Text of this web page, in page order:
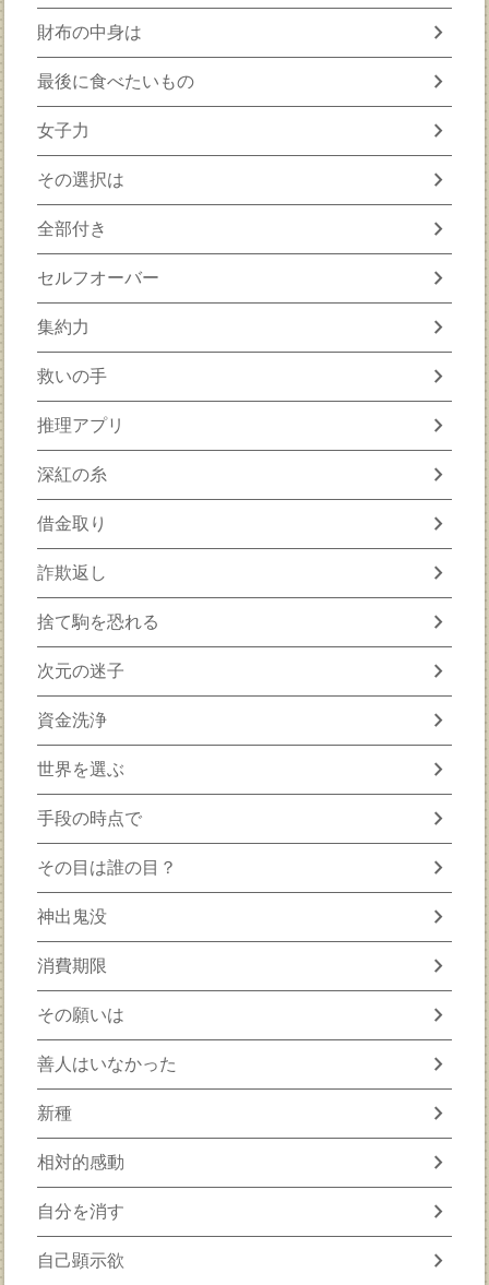
財布の中身は chevron_right
最後に食べたいもの chevron_right
女子力 chevron_right
その選択は chevron_right
全部付き chevron_right
セルフオーバー chevron_right
集約力 chevron_right
救いの手 chevron_right
推理アプリ chevron_right
深紅の糸 chevron_right
借金取り chevron_right
詐欺返し chevron_right
捨て駒を恐れる chevron_right
次元の迷子 chevron_right
資金洗浄 chevron_right
世界を選ぶ chevron_right
手段の時点で chevron_right
その目は誰の目？ chevron_right
神出鬼没 chevron_right
消費期限 chevron_right
その願いは chevron_right
善人はいなかった chevron_right
新種 chevron_right
相対的感動 chevron_right
自分を消す chevron_right
自己顕示欲 chevron_right